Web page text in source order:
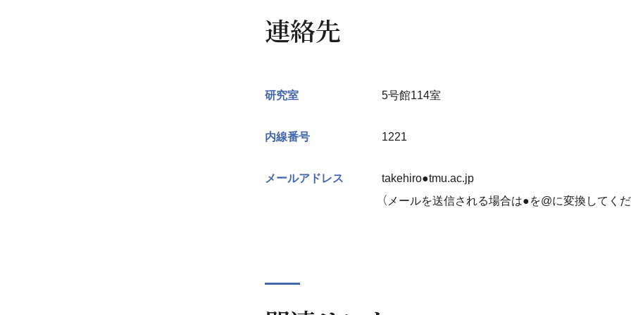
連絡先
研究室 5号館114室
内線番号 1221
メールアドレス
takehiro●tmu.ac.jp
（メールを送信される場合は●を@に変換してくだ